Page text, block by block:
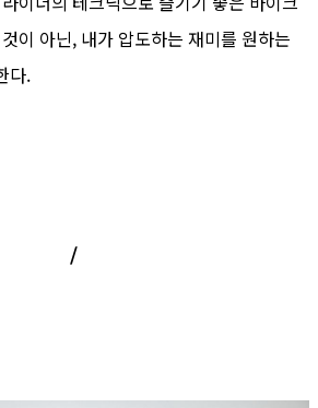
이 아닌, 내가 압도하는 재미를 원하는
다.
/